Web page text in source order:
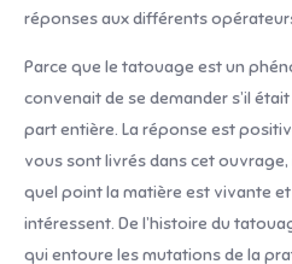
réponses aux différents
Parce que le tatouage est un
convenait de se demander s’il
part entière. La réponse est
vous sont livrés dans cet
quel point la matière est vivante
intéressent. De l’histoire du
qui entoure les mutations de la